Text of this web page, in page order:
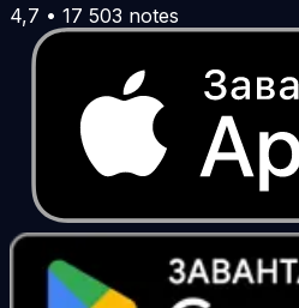
4,7 • 17 503 notes